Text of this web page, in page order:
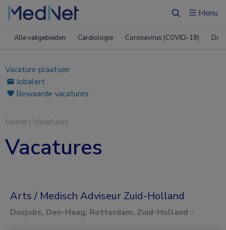
ZoekenMenu
Alle vakgebieden Cardiologie Coronavirus (COVID-19)
Vacature plaatsen
Jobalert
Bewaarde vacatures
Home | Vacatures
Vacatures
Arts / Medisch Adviseur Zuid-Holland
Docjobs, Den-Haag, Rotterdam, Zuid-Holland